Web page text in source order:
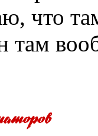
что
там